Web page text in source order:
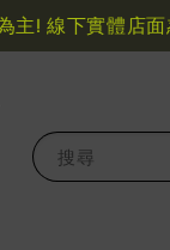
下實體店面恕
搜尋